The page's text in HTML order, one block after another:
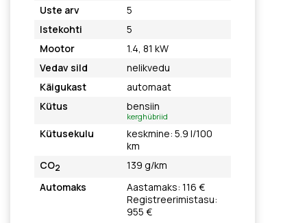
Uste arv
5
Istekohti
5
Mootor
1.4, 81 kW
Vedav sild
nelikvedu
Käigukast
automaat
Kütus
bensiin
kerghübriid
Kütusekulu
keskmine: 5.9 l/100
km
CO2
139 g/km
Automaks
Aastamaks: 116 €
Registreerimistasu:
955 €